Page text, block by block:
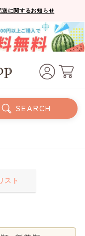
送に関するお知らせ
SEARCH
スト